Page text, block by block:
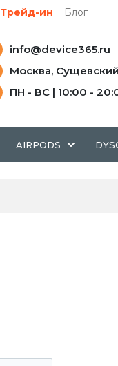
Трейд-ин Блог
info@device365.ru
Москва,
ПН - ВС | 10:00 -
AIRPODS